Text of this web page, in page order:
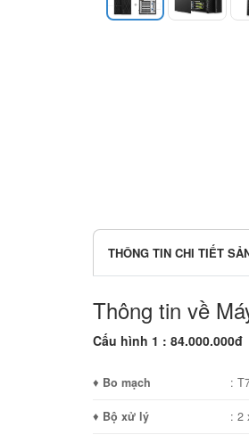
THÔNG TIN CHI TIẾT
Thông tin về
Cấu hình 1 : 84.000.000đ
♦ Bo mạch :
♦ Bộ xử lý : 2